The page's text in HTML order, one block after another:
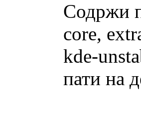
Содржи
core,
kde-
пати на